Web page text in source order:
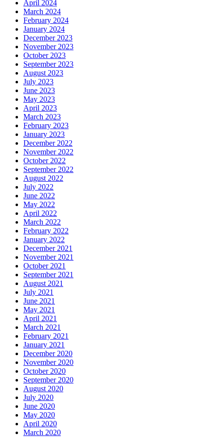
April 2024
March 2024
February 2024
January 2024
December 2023
November 2023
October 2023
September 2023
August 2023
July 2023
June 2023
May 2023
April 2023
March 2023
February 2023
January 2023
December 2022
November 2022
October 2022
September 2022
August 2022
July 2022
June 2022
May 2022
April 2022
March 2022
February 2022
January 2022
December 2021
November 2021
October 2021
September 2021
August 2021
July 2021
June 2021
May 2021
April 2021
March 2021
February 2021
January 2021
December 2020
November 2020
October 2020
September 2020
August 2020
July 2020
June 2020
May 2020
April 2020
March 2020